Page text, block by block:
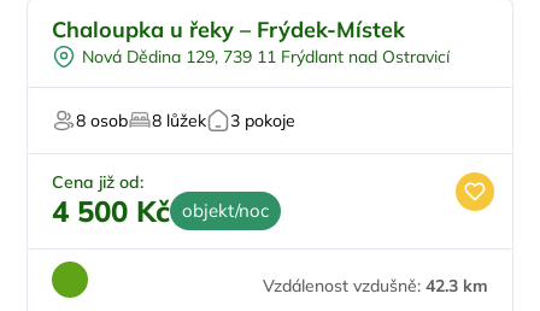
Chaloupka u řeky – Frýdek-Místek
Nová Dědina 129, 739 11 Frýdlant nad Ostravicí
8 osob 8 lůžek 3 pokoje
Cena již od:
4 500 Kč objekt/noc
Vzdálenost vzdušně: 42.3 km